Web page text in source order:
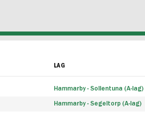
LAG
Hammarby - Sollentuna (A-lag)
Hammarby - Segeltorp (A-lag)